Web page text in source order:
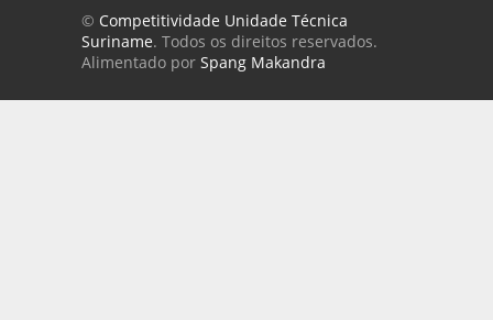
© Competitividade Unidade Técnica
Suriname. Todos os direitos reservados.
Alimentado por Spang Makandra